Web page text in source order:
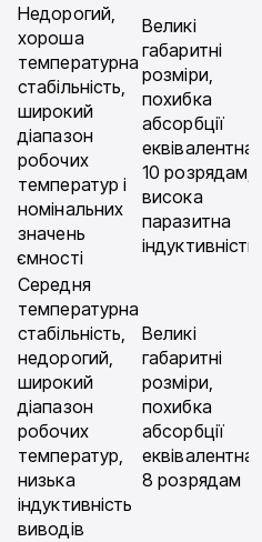
Недорогий,
хороша
температурна
стабільність,
широкий
діапазон
робочих
температур і
номінальних
значень
ємності
Великі
габаритні
розміри,
похибка
абсорбції
еквівалентна
10 розрядам,
висока
паразитна
індуктивність
Середня
температурна
стабільність,
недорогий,
широкий
діапазон
робочих
температур,
низька
індуктивність
виводів
Великі
габаритні
розміри,
похибка
абсорбції
еквівалентна
8 розрядам